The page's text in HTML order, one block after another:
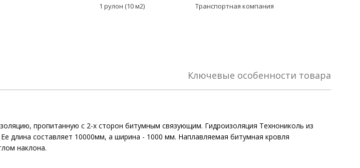
1 рулон (10 м2)
Транспортная компания
Ключевые особенности товара
пропитанную с 2-х сторон битумным связующим. Гидроизоляция Технониколь из
длина составляет 10000мм, а ширина - 1000 мм. Наплавляемая битумная кровля
наклона.